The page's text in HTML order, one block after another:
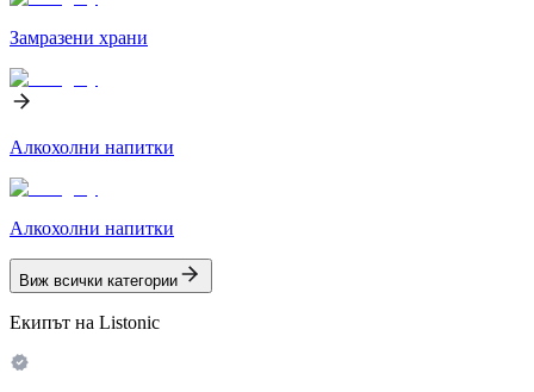
Замразени храни
Алкохолни напитки
Алкохолни напитки
Виж всички категории
Екипът на Listonic